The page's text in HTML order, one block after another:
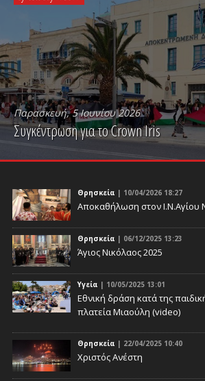
Παρασκευή, 5 Ιουνίου 2026
Συγκέντρωση για το Crown Iris
PLAY VIDEO
Θρησκεία | 10/04/2026 18:27
Αποκαθήλωση στον Ι.Ν.Αγίου
Θρησκεία | 06/12/2025 13:23
Άγιος Νικόλαος 2025
Υγεία | 10/05/2025 13:01
Eθνική δράση κατά της
πλατεία Μιαούλη (video)
Θρησκεία | 22/04/2025 10:40
Χριστός Ανέστη